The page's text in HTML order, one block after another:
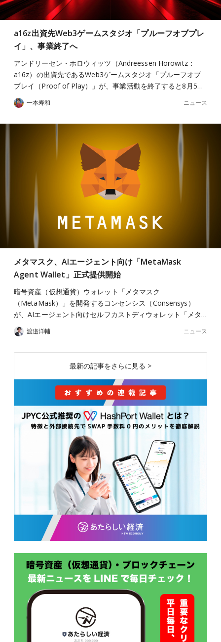
a16z出資先Web3ゲームスタジオ「プルーフオブプレ
イ」、事業終了へ
アンドリーセン・ホロウィッツ（Andreessen Horowitz：
a16z）の出資先であるWeb3ゲームスタジオ「プルーフオブ
プレイ（Proof of Play）」が、事業活動を終了すると8月5…
一本寿和 ニュース
メタマスク、AIエージェント向け「MetaMask
Agent Wallet」正式提供開始
暗号資産（仮想通貨）ウォレット「メタマスク
（MetaMask）」を開発するコンセンシス（Consensys）
が、AIエージェント向けセルフカストディウォレット「メタ…
渡邉洋輔 ニュース
最新の記事をさらに見る >